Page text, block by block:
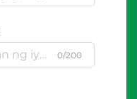
0/200